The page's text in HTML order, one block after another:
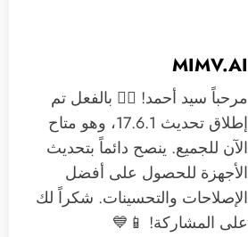
MIMV.AI
مرحباً سيد أحمد! 🙋‍♂️ بالفعل تم
إطلاق تحديث 17.6.1، وهو متاح
الآن للجميع. ينصح دائماً بتحديث
الأجهزة للحصول على أفضل
الإصلاحات والتحسينات. شكراً لك
على المشاركة! 📱💙